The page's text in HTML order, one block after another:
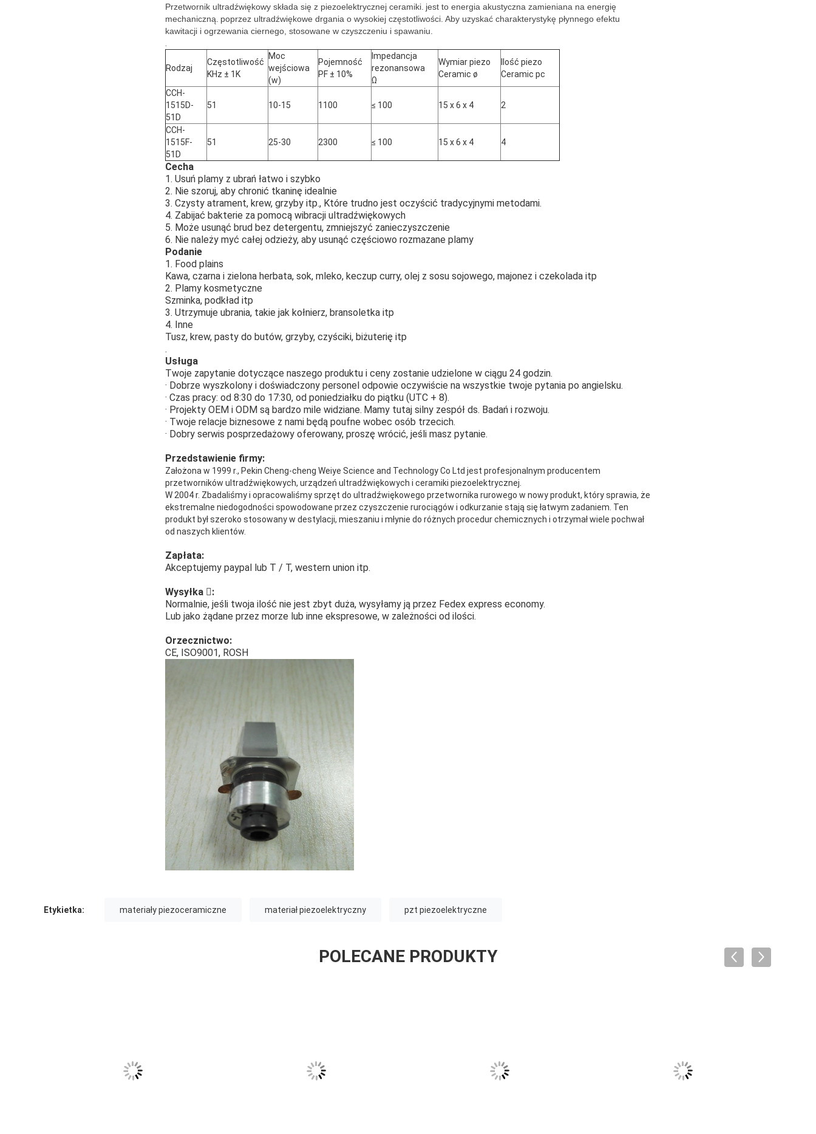
Przetwornik ultradźwiękowy składa się z piezoelektrycznej ceramiki. jest to energia akustyczna zamieniana na energię
mechaniczną. poprzez ultradźwiękowe drgania o wysokiej częstotliwości. Aby uzyskać charakterystykę płynnego efektu
kawitacji i ogrzewania ciernego, stosowane w czyszczeniu i spawaniu.
Rodzaj
Częstotliwość
KHz ± 1K
Moc
wejściowa
(w)
Pojemność
PF ± 10%
Impedancja
rezonansowa
Ω
Wymiar piezo
Ceramic ø
Ilość piezo
Ceramic pc
CCH-
1515D-
51D
51 10-15 1100 ≤ 100 15 x 6 x 4 2
CCH-
1515F-
51D
51 25-30 2300 ≤ 100 15 x 6 x 4 4
Cecha
1. Usuń plamy z ubrań łatwo i szybko
2. Nie szoruj, aby chronić tkaninę idealnie
3. Czysty atrament, krew, grzyby itp., Które trudno jest oczyścić tradycyjnymi metodami.
4. Zabijać bakterie za pomocą wibracji ultradźwiękowych
5. Może usunąć brud bez detergentu, zmniejszyć zanieczyszczenie
6. Nie należy myć całej odzieży, aby usunąć częściowo rozmazane plamy
Podanie
1. Food plains
Kawa, czarna i zielona herbata, sok, mleko, keczup curry, olej z sosu sojowego, majonez i czekolada itp
2. Plamy kosmetyczne
Szminka, podkład itp
3. Utrzymuje ubrania, takie jak kołnierz, bransoletka itp
4. Inne
Tusz, krew, pasty do butów, grzyby, czyściki, biżuterię itp
.
Usługa
Twoje zapytanie dotyczące naszego produktu i ceny zostanie udzielone w ciągu 24 godzin.
· Dobrze wyszkolony i doświadczony personel odpowie oczywiście na wszystkie twoje pytania po angielsku.
· Czas pracy: od 8:30 do 17:30, od poniedziałku do piątku (UTC + 8).
· Projekty OEM i ODM są bardzo mile widziane. Mamy tutaj silny zespół ds. Badań i rozwoju.
· Twoje relacje biznesowe z nami będą poufne wobec osób trzecich.
· Dobry serwis posprzedażowy oferowany, proszę wrócić, jeśli masz pytanie.
Przedstawienie firmy:
Założona w 1999 r., Pekin Cheng-cheng Weiye Science and Technology Co Ltd jest profesjonalnym producentem
przetworników ultradźwiękowych, urządzeń ultradźwiękowych i ceramiki piezoelektrycznej.
W 2004 r. Zbadaliśmy i opracowaliśmy sprzęt do ultradźwiękowego przetwornika rurowego w nowy produkt, który sprawia, że
​​ekstremalne niedogodności spowodowane przez czyszczenie rurociągów i odkurzanie stają się łatwym zadaniem. Ten
produkt był szeroko stosowany w destylacji, mieszaniu i młynie do różnych procedur chemicznych i otrzymał wiele pochwał
od naszych klientów.
Zapłata:
Akceptujemy paypal lub T / T, western union itp.
Wysyłka :
Normalnie, jeśli twoja ilość nie jest zbyt duża, wysyłamy ją przez Fedex express economy.
Lub jako żądane przez morze lub inne ekspresowe, w zależności od ilości.
Orzecznictwo:
CE, ISO9001, ROSH
Etykietka: materiały piezoceramiczne materiał piezoelektryczny pzt piezoelektryczne
POLECANE PRODUKTY